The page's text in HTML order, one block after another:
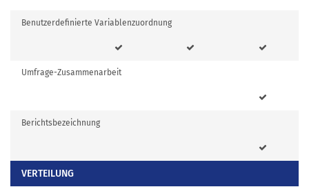
Benutzerdefinierte Variablenzuordnung
Umfrage-Zusammenarbeit
Berichtsbezeichnung
VERTEILUNG